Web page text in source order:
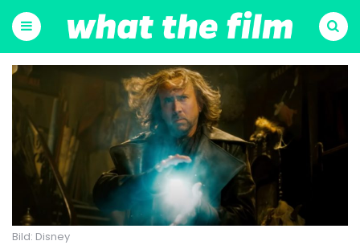
Menu Suchen
Bild: Disney